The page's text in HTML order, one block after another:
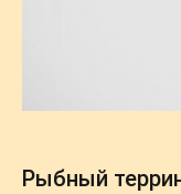
Рыбный